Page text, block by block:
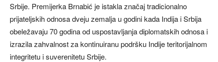
Srbije. Premijerka Brnabić je istakla značaj tradicionalno
prijateljskih odnosa dveju zemalja u godini kada Indija i Srbija
obeležavaju 70 godina od uspostavljanja diplomatskih odnosa i
izrazila zahvalnost za kontinuiranu podršku Indije teritorijalnom
integritetu i suverenitetu Srbije.